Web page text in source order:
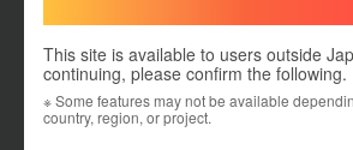
This site is available to users outside
continuing, please confirm the following.
※ Some features may not be available
country, region, or project.
kento itoh